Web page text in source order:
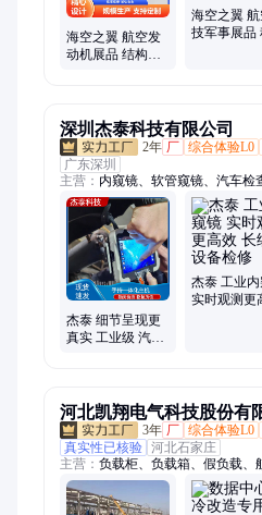
海空之翼 航空发
动机展品 结构合
海空之翼
技军事展品
深圳杰泰科技有限公司
2年 厂 综合体验L0
广东深圳
主营： 内窥镜、软管窥镜、汽车检
量孔探仪、全方位夜间监控
杰泰 细节呈现更
真实 工业级 汽车
杰泰 工业
实时观测更
河北凯翔电气科技股份有
3年 厂 综合体验L0
真实性已核验 河北石家庄
主营： 负载柜、负载箱、假负载、
测试负载